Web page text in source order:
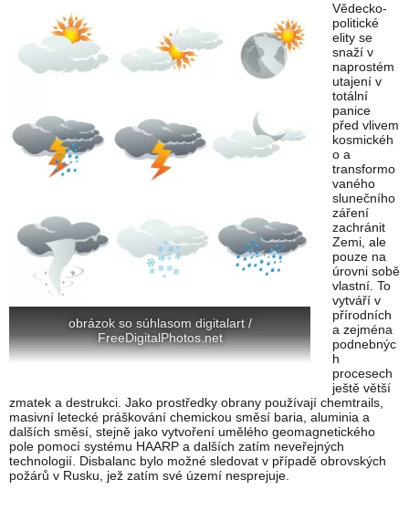
obrázok so súhlasom digitalart /
FreeDigitalPhotos.net
Vědecko-
politické
elity se
snaží v
naprostém
utajení v
totální
panice
před vlivem
kosmickéh
o a
transformo
vaného
slunečního
záření
zachránit
Zemi, ale
pouze na
úrovni sobě
vlastní. To
vytváří v
přírodních
a zejména
podnebnýc
h
procesech
ještě větší
zmatek a destrukci. Jako prostředky obrany používají chemtrails,
masivní letecké práškování chemickou směsí baria, aluminia a
dalších směsí, stejně jako vytvoření umělého geomagnetického
pole pomocí systému HAARP a dalších zatím neveřejných
technologií. Disbalanc bylo možné sledovat v případě obrovských
požárů v Rusku, jež zatím své území nesprejuje.